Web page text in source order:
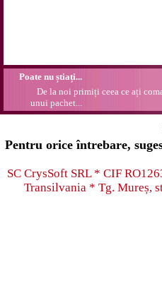
Poate nu știați...
De la noi primiți ceea ce ați
unui pachet...
Pentru orice întrebare,
SC CrysSoft SRL * CIF
Transilvania * Tg. Mureș,